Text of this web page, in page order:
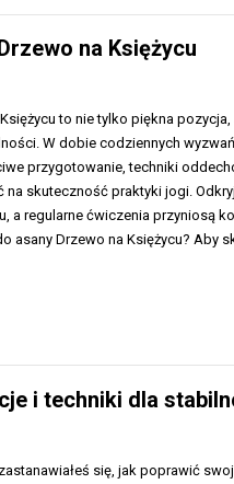
na Księżycu
to nie tylko piękna
W dobie codziennych
przygotowanie, techniki
na skuteczność praktyki jogi.
a regularne ćwiczenia przyniosą
asany Drzewo na Księżycu? Aby
i techniki dla
się, jak poprawić